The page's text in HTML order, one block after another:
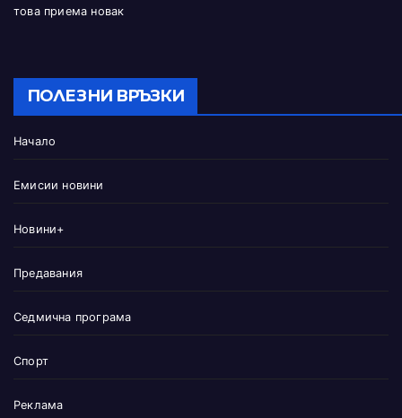
това приема новак
ПОЛЕЗНИ ВРЪЗКИ
Начало
Емисии новини
Новини+
Предавания
Седмична програма
Спорт
Реклама